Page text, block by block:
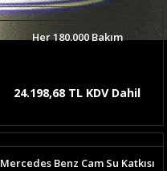
Her 180.000 Bakım
24.198,68 TL KDV Dahil
Mercedes Benz Cam Su Katkısı